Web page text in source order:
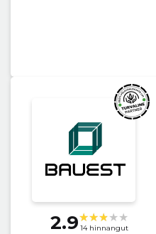
2.9 14 hinnangut